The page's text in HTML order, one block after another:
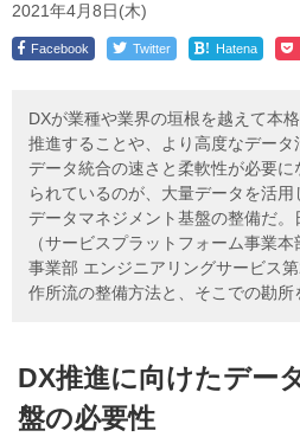
2021年4月8日(木)
Facebook Twitter ! Hatena
DXが業種や業界の垣根を越えて本
推進することや、より高度なデータ
データ統合の速さと柔軟性が必要
られているのが、大量データを活
データマネジメント基盤の整備だ
（サービスプラットフォーム事業
事業部 エンジニアリングサービス
作所流の整備方法と、そこでの勘所
DX推進に向けたデー
盤の必要性